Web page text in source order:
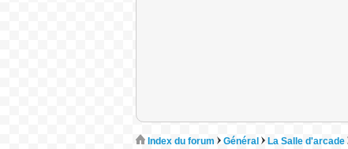
Index du forum Général La Salle d'arcade